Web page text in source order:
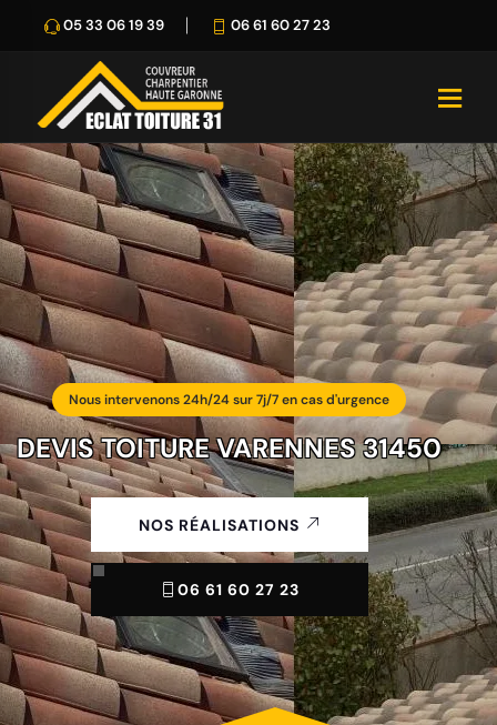
05 33 06 19 39 06 61 60 27 23
Nous intervenons 24h/24 sur 7j/7 en cas d'urgence
DEVIS TOITURE VARENNES 31450
NOS RÉALISATIONS
06 61 60 27 23